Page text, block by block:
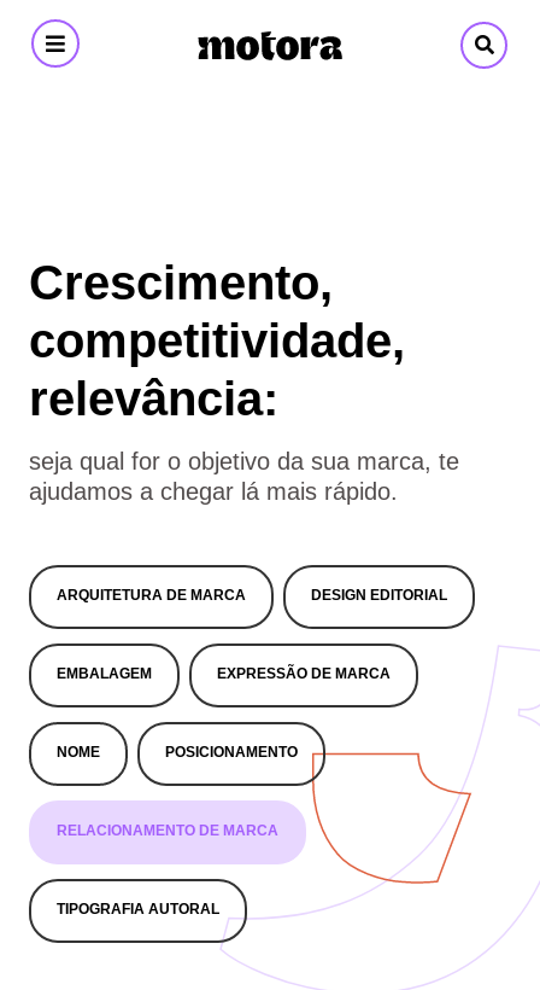
Motora
Design
Crescimento,
competitividade,
relevância:
seja qual for o objetivo da sua marca, te
ajudamos a chegar lá mais rápido.
ARQUITETURA DE MARCA DESIGN EDITORIAL
EMBALAGEM EXPRESSÃO DE MARCA
NOME POSICIONAMENTO
RELACIONAMENTO DE MARCA
TIPOGRAFIA AUTORAL